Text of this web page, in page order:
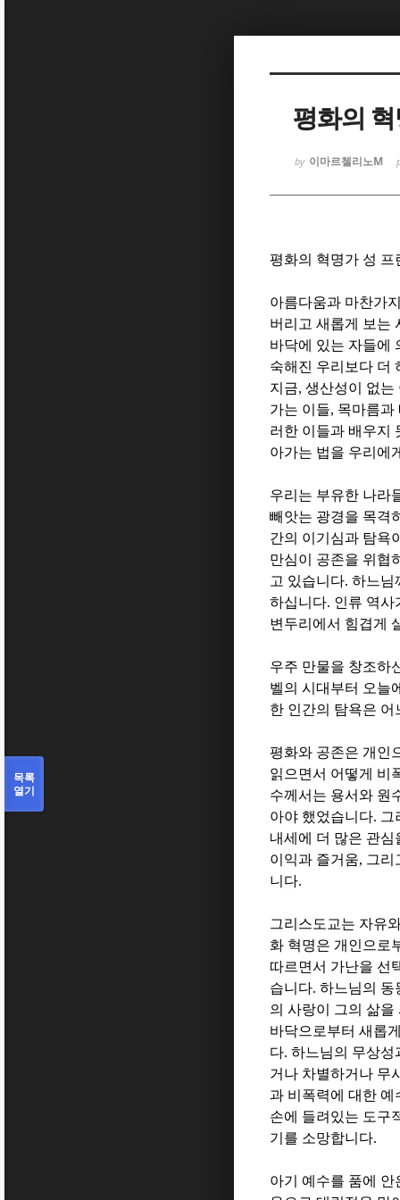
평화의
by 이마르첼리노M
평화의 혁명가 성 프
아름다움과 마찬가
버리고 새롭게 보는
바닥에 있는 자들에
숙해진 우리보다 더
지금, 생산성이 없는
가는 이들, 목마름과
러한 이들과 배우지
아가는 법을 우리에
우리는 부유한 나라
빼앗는 광경을 목격
간의 이기심과 탐욕
만심이 공존을 위협
고 있습니다. 하느님
하십니다. 인류 역사
변두리에서 힘겹게
우주 만물을 창조하
벨의 시대부터 오늘
한 인간의 탐욕은
평화와 공존은 개인
읽으면서 어떻게 비
수께서는 용서와 원
아야 했었습니다. 그
내세에 더 많은 관심
이익과 즐거움, 그리
니다.
그리스도교는 자유
화 혁명은 개인으로
따르면서 가난을 선
습니다. 하느님의 동
의 사랑이 그의 삶
바닥으로부터 새롭
다. 하느님의 무상성
거나 차별하거나 무
과 비폭력에 대한
손에 들려있는 도구
기를 소망합니다.
아기 예수를 품에
목록
열기